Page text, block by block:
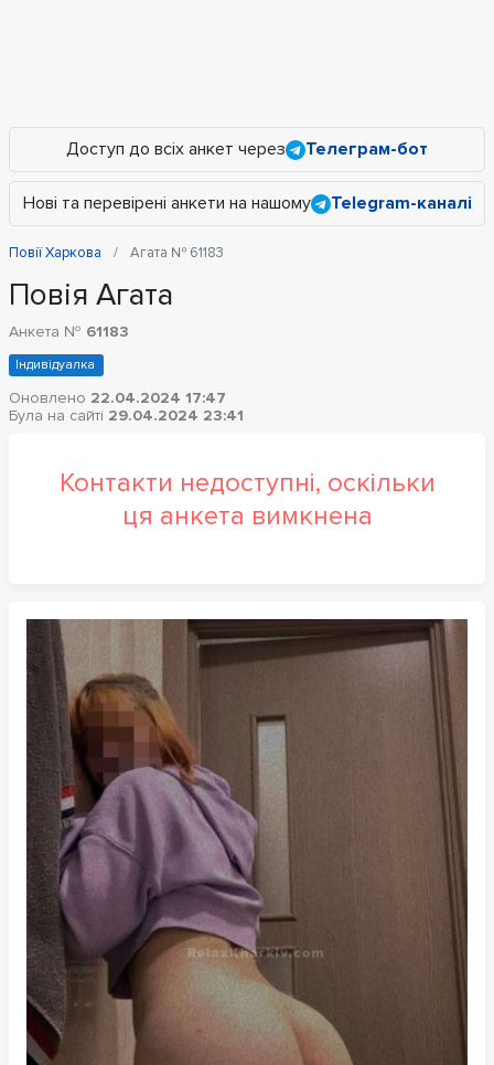
Доступ до всіх анкет через Телеграм-бот
Нові та перевірені анкети на нашому Telegram-каналі
Повії Харкова Агата № 61183
Повія Агата
Анкета № 61183
Індивідуалка
Оновлено 22.04.2024 17:47
Була на сайті 29.04.2024 23:41
Контакти недоступні, оскільки
ця анкета вимкнена